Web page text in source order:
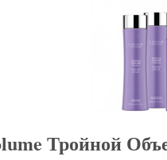
Тройной